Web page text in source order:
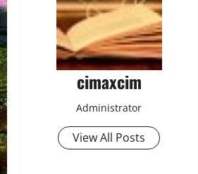
cimaxcim
Administrator
View All Posts